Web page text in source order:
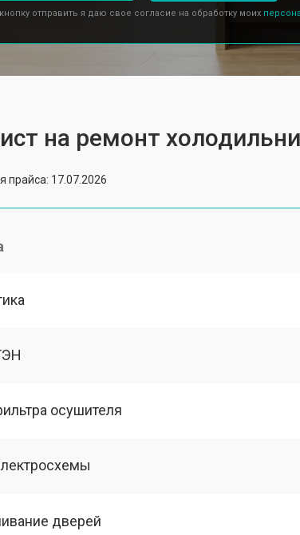
отправить я даю свое согласие на обработку моих
на ремонт
прайса: 17.07.2026
осушителя
дверей